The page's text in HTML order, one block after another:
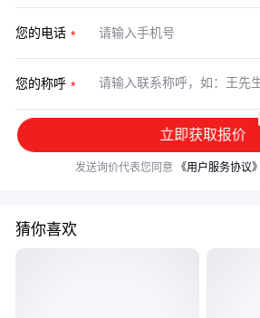
您的电话
您的称呼
立即获取报价
发送询价代表您同意 《用户服务协议》
猜你喜欢